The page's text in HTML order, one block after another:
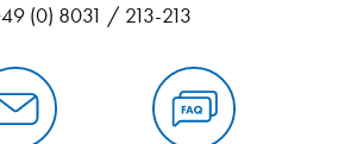
(0) 8031 / 213-213